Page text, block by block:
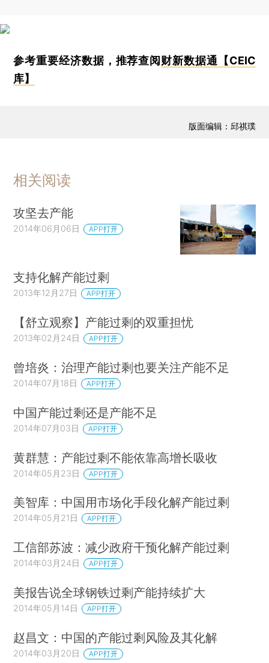
参考重要经济数据，推荐查阅 财新数据通【CEIC
库】
版面编辑：邱祺璞
相关阅读
攻坚去产能
2014年06月06日 APP打开
支持化解产能过剩
2013年12月27日 APP打开
【舒立观察】产能过剩的双重担忧
2013年02月24日 APP打开
曾培炎：治理产能过剩也要关注产能不足
2014年07月18日 APP打开
中国产能过剩还是产能不足
2014年07月03日 APP打开
黄群慧：产能过剩不能依靠高增长吸收
2014年05月23日 APP打开
美智库：中国用市场化手段化解产能过剩
2014年05月21日 APP打开
工信部苏波：减少政府干预化解产能过剩
2014年03月24日 APP打开
美报告说全球钢铁过剩产能持续扩大
2014年05月14日 APP打开
赵昌文：中国的产能过剩风险及其化解
2014年03月20日 APP打开